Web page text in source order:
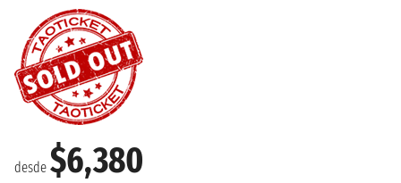
desde $6,380